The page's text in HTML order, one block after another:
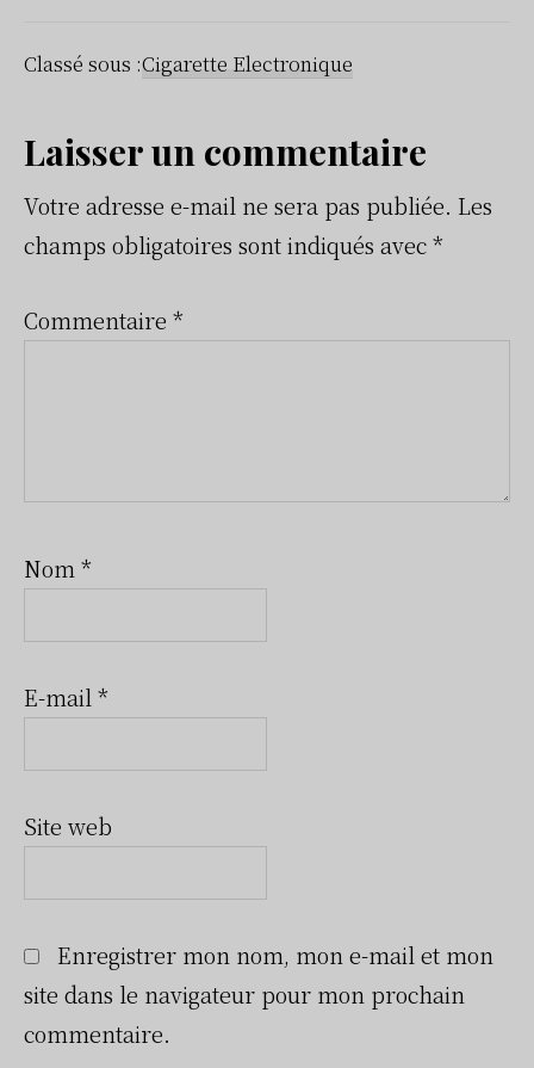
Classé sous :Cigarette Electronique
Interactions
du
lecteur
Laisser un commentaire
Votre adresse e-mail ne sera pas publiée. Les
champs obligatoires sont indiqués avec*
Commentaire *
Nom *
E-mail *
Site web
Enregistrer mon nom, mon e-mail et mon
site dans le navigateur pour mon prochain
commentaire.